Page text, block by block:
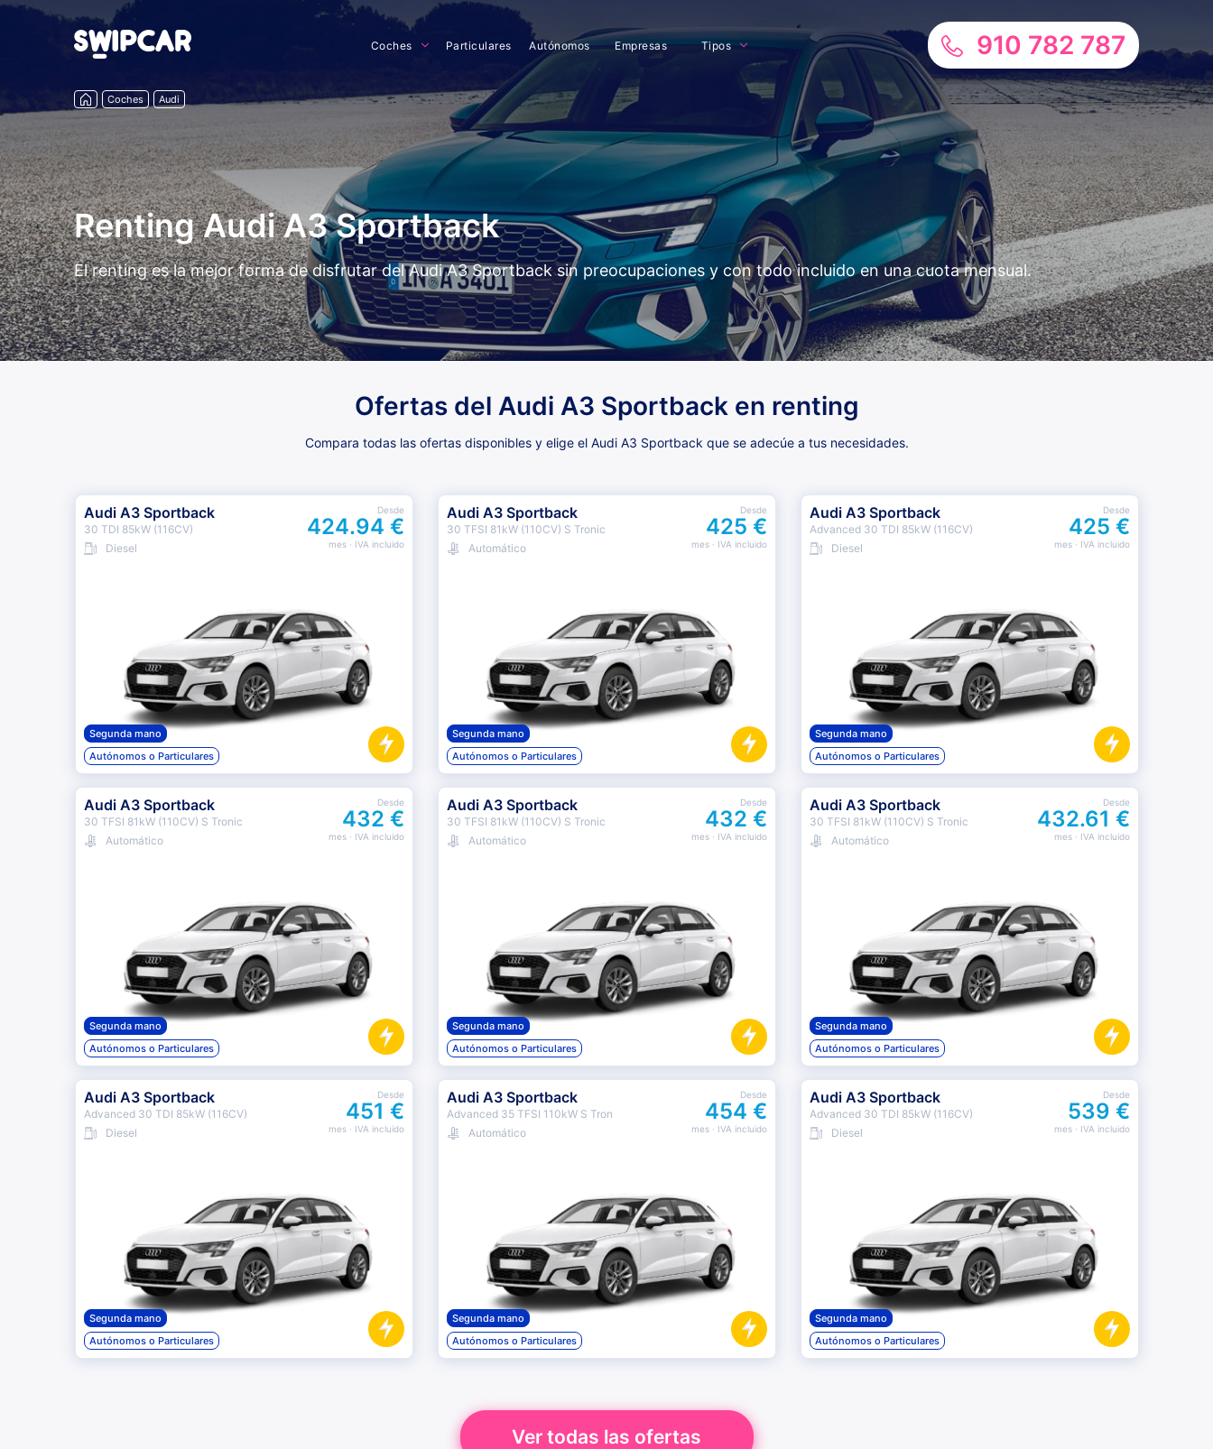
Coches Particulares Autónomos Empresas Tipos 910 782 787
Coches Audi
Renting Audi A3 Sportback
El renting es la mejor forma de disfrutar del Audi A3 Sportback sin preocupaciones y con todo incluido en una cuota mensual.
Ofertas del Audi A3 Sportback en renting
Compara todas las ofertas disponibles y elige el Audi A3 Sportback que se adecúe a tus necesidades.
Audi A3 Sportback
30 TDI 85kW (116CV)
Diesel
Desde
424.94 €
mes· IVA incluido
Segunda mano
Autónomos o Particulares
Audi A3 Sportback
30 TFSI 81kW (110CV) S Tronic
Automático
Desde
425 €
mes· IVA incluido
Segunda mano
Autónomos o Particulares
Audi A3 Sportback
Advanced 30 TDI 85kW (116CV)
Diesel
Desde
425 €
mes· IVA incluido
Segunda mano
Autónomos o Particulares
Audi A3 Sportback
30 TFSI 81kW (110CV) S Tronic
Automático
Desde
432 €
mes· IVA incluido
Segunda mano
Autónomos o Particulares
Audi A3 Sportback
30 TFSI 81kW (110CV) S Tronic
Automático
Desde
432 €
mes· IVA incluido
Segunda mano
Autónomos o Particulares
Audi A3 Sportback
30 TFSI 81kW (110CV) S Tronic
Automático
Desde
432.61 €
mes· IVA incluido
Segunda mano
Autónomos o Particulares
Audi A3 Sportback
Advanced 30 TDI 85kW (116CV)
Diesel
Desde
451 €
mes· IVA incluido
Segunda mano
Autónomos o Particulares
Audi A3 Sportback
Advanced 35 TFSI 110kW S Tron
Automático
Desde
454 €
mes· IVA incluido
Segunda mano
Autónomos o Particulares
Audi A3 Sportback
Advanced 30 TDI 85kW (116CV)
Diesel
Desde
539 €
mes· IVA incluido
Segunda mano
Autónomos o Particulares
Ver todas las ofertas